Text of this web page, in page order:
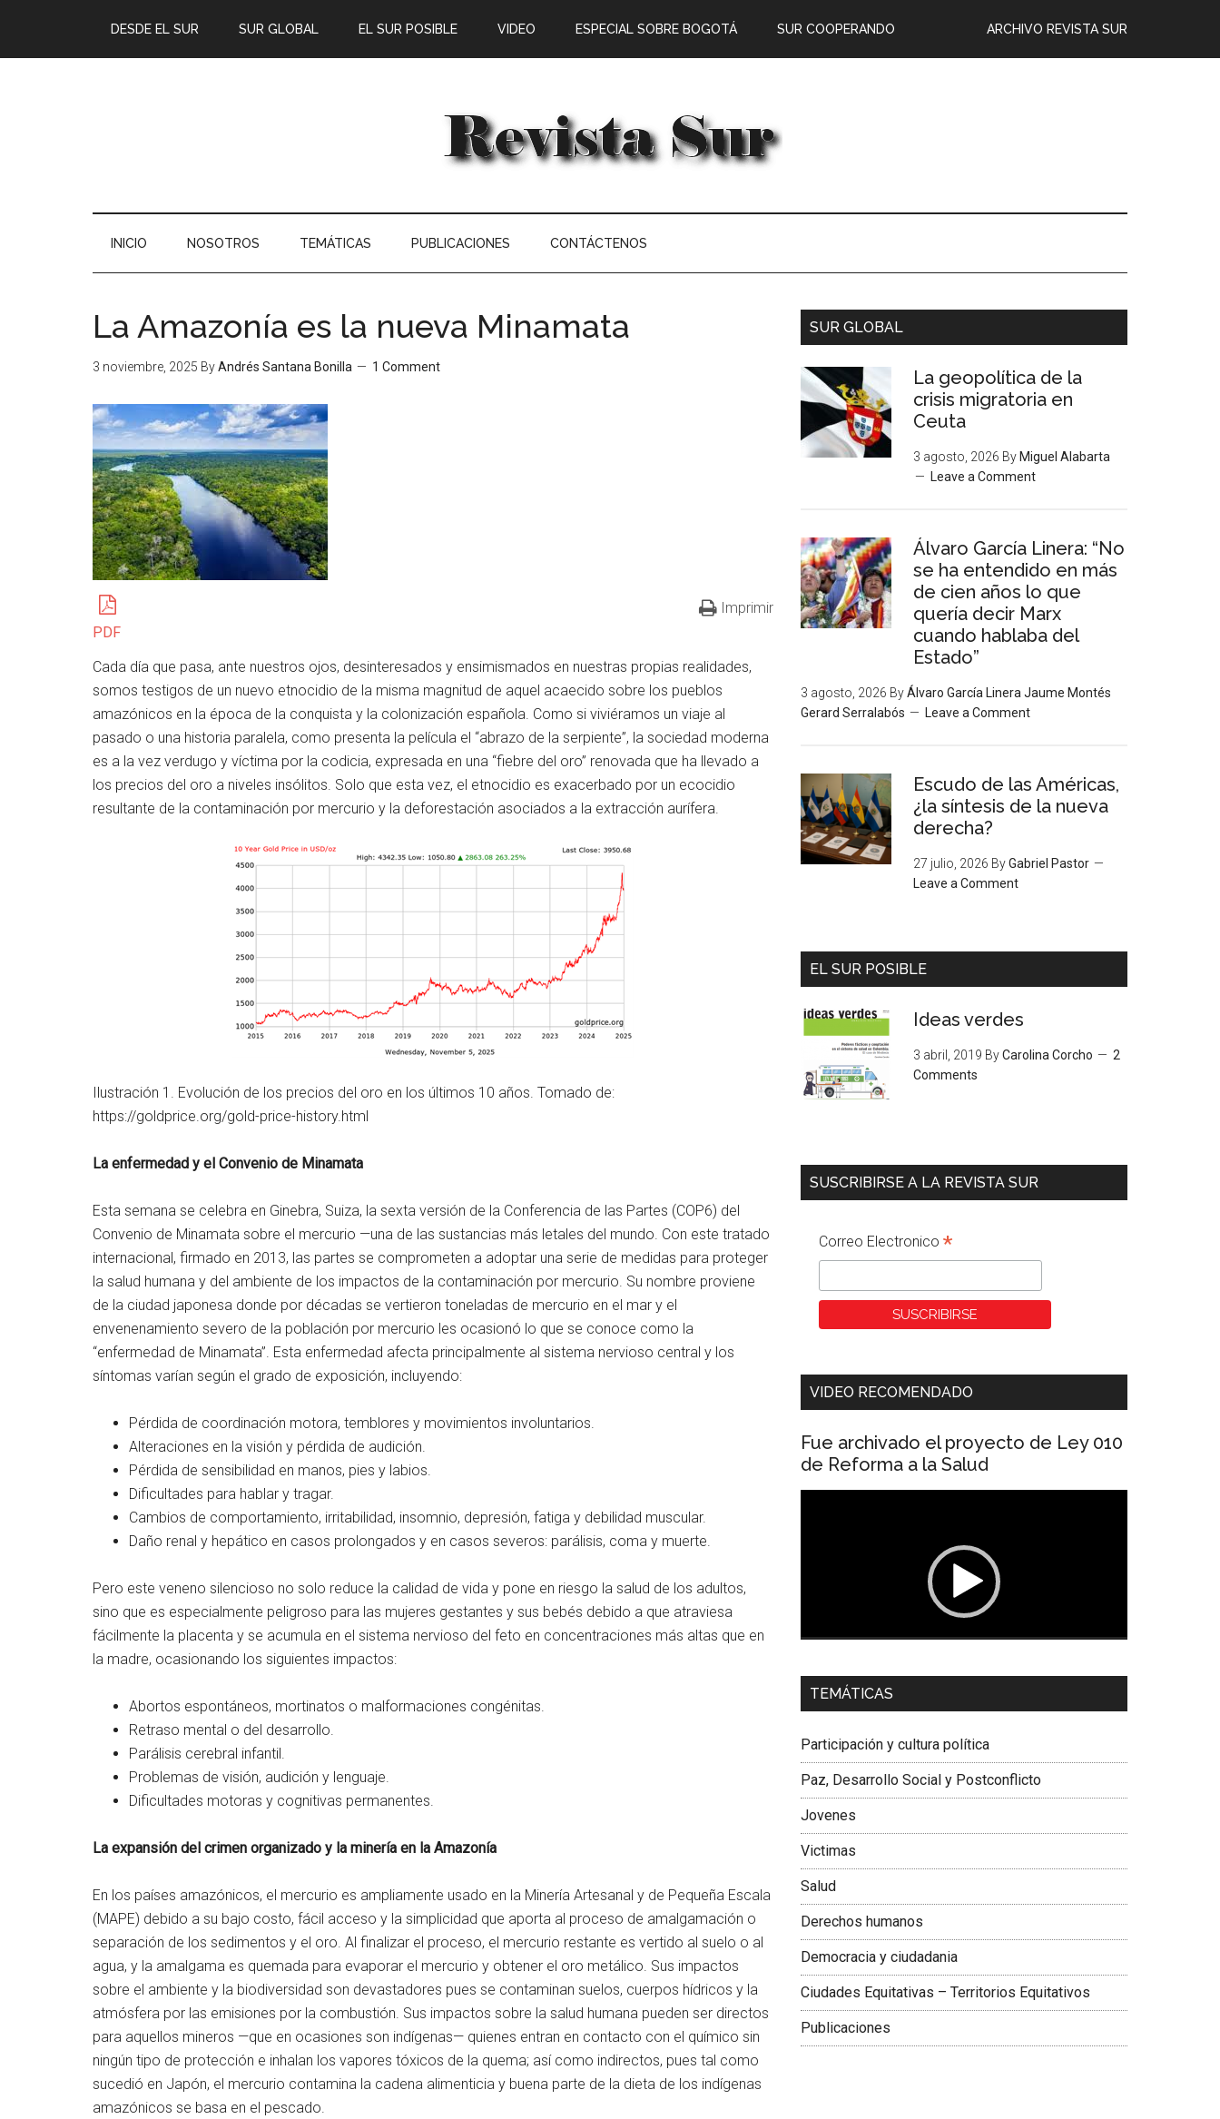
DESDE EL SUR SUR GLOBAL EL SUR POSIBLE ARCHIVO REVISTA SUR
VIDEO ESPECIAL SOBRE BOGOTÁ SUR COOPERANDO
INICIO NOSOTROS TEMÁTICAS PUBLICACIONES CONTÁCTENOS
La Amazonía es la nueva Minamata
3 noviembre, 2025 ByAndrés Santana Bonilla 1 Comment
PDF
Imprimir
Cada día que pasa, ante nuestros ojos, desinteresados y ensimismados en nuestras propias realidades,
somos testigos de un nuevo etnocidio de la misma magnitud de aquel acaecido sobre los pueblos
amazónicos en la época de la conquista y la colonización española. Como si viviéramos un viaje al
pasado o una historia paralela, como presenta la película el “abrazo de la serpiente”, la sociedad moderna
es a la vez verdugo y víctima por la codicia, expresada en una “fiebre del oro” renovada que ha llevado a
los precios del oro a niveles insólitos. Solo que esta vez, el etnocidio es exacerbado por un ecocidio
resultante de la contaminación por mercurio y la deforestación asociados a la extracción aurífera.
Ilustración 1. Evolución de los precios del oro en los últimos 10 años. Tomado de:
https://goldprice.org/gold-price-history.html
La enfermedad y el Convenio de Minamata
Esta semana se celebra en Ginebra, Suiza, la sexta versión de la Conferencia de las Partes (COP6) del
Convenio de Minamata sobre el mercurio —una de las sustancias más letales del mundo. Con este tratado
internacional, firmado en 2013, las partes se comprometen a adoptar una serie de medidas para proteger
la salud humana y del ambiente de los impactos de la contaminación por mercurio. Su nombre proviene
de la ciudad japonesa donde por décadas se vertieron toneladas de mercurio en el mar y el
envenenamiento severo de la población por mercurio les ocasionó lo que se conoce como la
“enfermedad de Minamata”. Esta enfermedad afecta principalmente al sistema nervioso central y los
síntomas varían según el grado de exposición, incluyendo:
Pérdida de coordinación motora, temblores y movimientos involuntarios.
Alteraciones en la visión y pérdida de audición.
Pérdida de sensibilidad en manos, pies y labios.
Dificultades para hablar y tragar.
Cambios de comportamiento, irritabilidad, insomnio, depresión, fatiga y debilidad muscular.
Daño renal y hepático en casos prolongados y en casos severos: parálisis, coma y muerte.
Pero este veneno silencioso no solo reduce la calidad de vida y pone en riesgo la salud de los adultos,
sino que es especialmente peligroso para las mujeres gestantes y sus bebés debido a que atraviesa
fácilmente la placenta y se acumula en el sistema nervioso del feto en concentraciones más altas que en
la madre, ocasionando los siguientes impactos:
Abortos espontáneos, mortinatos o malformaciones congénitas.
Retraso mental o del desarrollo.
Parálisis cerebral infantil.
Problemas de visión, audición y lenguaje.
Dificultades motoras y cognitivas permanentes.
La expansión del crimen organizado y la minería en la Amazonía
En los países amazónicos, el mercurio es ampliamente usado en la Minería Artesanal y de Pequeña Escala
(MAPE) debido a su bajo costo, fácil acceso y la simplicidad que aporta al proceso de amalgamación o
separación de los sedimentos y el oro. Al finalizar el proceso, el mercurio restante es vertido al suelo o al
agua, y la amalgama es quemada para evaporar el mercurio y obtener el oro metálico. Sus impactos
sobre el ambiente y la biodiversidad son devastadores pues se contaminan suelos, cuerpos hídricos y la
atmósfera por las emisiones por la combustión. Sus impactos sobre la salud humana pueden ser directos
para aquellos mineros —que en ocasiones son indígenas— quienes entran en contacto con el químico sin
ningún tipo de protección e inhalan los vapores tóxicos de la quema; así como indirectos, pues tal como
sucedió en Japón, el mercurio contamina la cadena alimenticia y buena parte de la dieta de los indígenas
amazónicos se basa en el pescado.
SUR GLOBAL
La geopolítica de la
crisis migratoria en
Ceuta
3 agosto, 2026 By Miguel Alabarta
Leave a Comment
Álvaro García Linera: “No
se ha entendido en más
de cien años lo que
quería decir Marx
cuando hablaba del
Estado”
3 agosto, 2026 ByÁlvaro García Linera Jaume Montés
Gerard Serralabós
Leave a Comment
Escudo de las Américas,
¿la síntesis de la nueva
derecha?
27 julio, 2026 ByGabriel Pastor
Leave a Comment
EL SUR POSIBLE
Ideas verdes
3 abril, 2019 ByCarolina Corcho
2
Comments
SUSCRIBIRSE A LA REVISTA SUR
Correo Electronico *
VIDEO RECOMENDADO
Fue archivado el proyecto de Ley 010
de Reforma a la Salud
Dra. Carolina Corcho Mejía,
Latinoamericana Sur, Vicepresidenta Federación
TEMÁTICAS
Participación y cultura política
Paz, Desarrollo Social y Postconflicto
Jovenes
Victimas
Salud
Derechos humanos
Democracia y ciudadania
Ciudades Equitativas – Territorios Equitativos
Publicaciones